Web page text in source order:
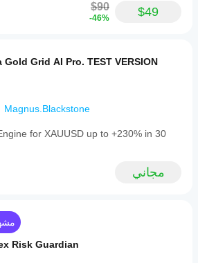
$90
-46% $49
Gold Grid AI Pro. TEST VERSION
Magnus.Blackstone
Engine for XAUUSD up to +230% in 30
مجاني
T-Rex Risk Guardian